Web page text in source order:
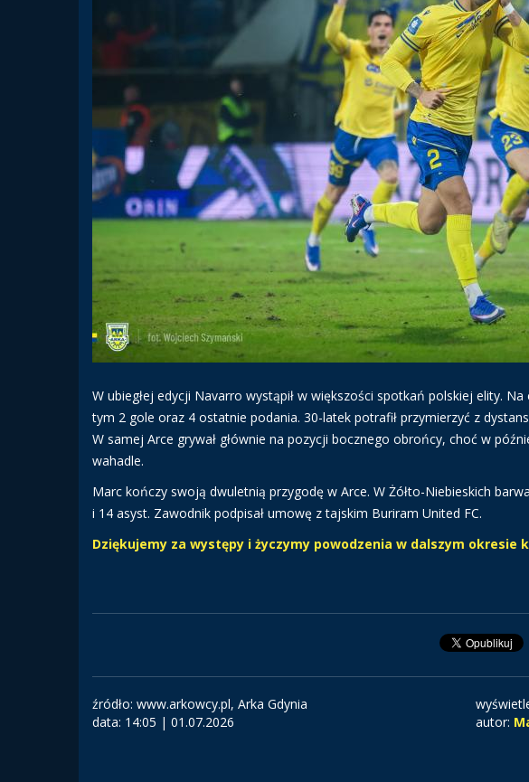
W ubiegłej edycji Navarro wystąpił w większości spotkań polskiej elity.
tym 2 gole oraz 4 ostatnie podania. 30-latek potrafił przymierzyć z
W samej Arce grywał głównie na pozycji bocznego obrońcy, choć w
wahadle.
Marc kończy swoją dwuletnią przygodę w Arce. W Żółto-Niebieskich
i 14 asyst. Zawodnik podpisał umowę z tajskim Buriram United FC.
Dziękujemy za występy i życzymy powodzenia w dalszym okresie
źródło: www.arkowcy.pl, Arka Gdynia
data: 14:05 | 01.07.2026 autor: